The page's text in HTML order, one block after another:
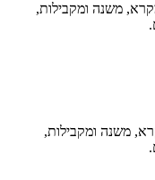
משנה ומקבילות,
משנה ומקבילות,